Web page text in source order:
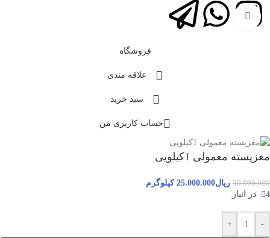
بزرگنمایی تصویر
فروشگاه
علاقه مندی
سبد خرید
حساب کاربری من
مغزپسته معمولی 1کیلویی
30.000.000 ریال25.000.000 کیلوگرم
4 در انبار
-
+